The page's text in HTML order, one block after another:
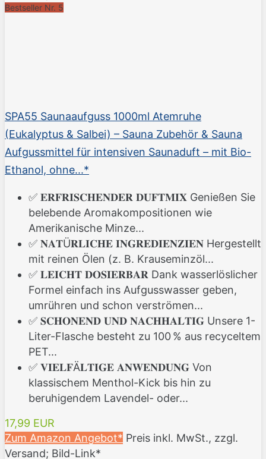
Bestseller Nr. 5
SPA55 Saunaaufguss 1000ml Atemruhe
(Eukalyptus & Salbei) – Sauna Zubehör & Sauna
Aufgussmittel für intensiven Saunaduft – mit Bio-
Ethanol, ohne...*
✅ 𝐄𝐑𝐅𝐑𝐈𝐒𝐂𝐇𝐄𝐍𝐃𝐄𝐑 𝐃𝐔𝐅𝐓𝐌𝐈𝐗 Genießen Sie
belebende Aromakompositionen wie
Amerikanische Minze...
✅ 𝐍𝐀𝐓Ü𝐑𝐋𝐈𝐂𝐇𝐄 𝐈𝐍𝐆𝐑𝐄𝐃𝐈𝐄𝐍𝐙𝐈𝐄𝐍 Hergestellt
mit reinen Ölen (z. B. Krauseminzöl...
✅ 𝐋𝐄𝐈𝐂𝐇𝐓 𝐃𝐎𝐒𝐈𝐄𝐑𝐁𝐀𝐑 Dank wasserlöslicher
Formel einfach ins Aufgusswasser geben,
umrühren und schon verströmen...
✅ 𝐒𝐂𝐇𝐎𝐍𝐄𝐍𝐃 𝐔𝐍𝐃 𝐍𝐀𝐂𝐇𝐇𝐀𝐋𝐓𝐈𝐆 Unsere 1-
Liter-Flasche besteht zu 100 % aus recyceltem
PET...
✅ 𝐕𝐈𝐄𝐋𝐅Ä𝐋𝐓𝐈𝐆𝐄 𝐀𝐍𝐖𝐄𝐍𝐃𝐔𝐍𝐆 Von
klassischem Menthol-Kick bis hin zu
beruhigendem Lavendel- oder...
17,99 EUR
Zum Amazon Angebot* Preis inkl. MwSt., zzgl.
Versand; Bild-Link*